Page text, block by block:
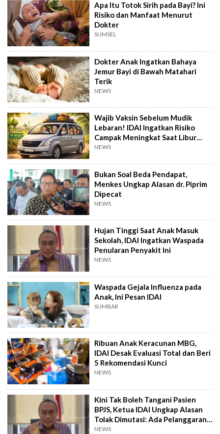
Apa Itu Totok Sirih pada Bayi? Ini
Risiko dan Manfaat Menurut
Dokter
SUMSEL
Dokter Anak Ingatkan Bahaya
Jemur Bayi di Bawah Matahari
Terik
NEWS
Wajib Vaksin Sebelum Mudik
Lebaran! IDAI Ingatkan Risiko
Campak Meningkat Saat Libur
Panjang
NEWS
Bukan Soal Beda Pendapat,
Menkes Ungkap Alasan dr. Piprim
Dipecat
NEWS
Hujan Tinggi Saat Anak Masuk
Sekolah, IDAI Ingatkan Waspada
Penularan Penyakit Ini
NEWS
Waspada Gejala Influenza pada
Anak, Ini Pesan IDAI
SUMBAR
Ribuan Anak Keracunan MBG,
IDAI Desak Evaluasi Total dan Beri
5 Rekomendasi Kunci
NEWS
Kini Tak Boleh Tangani Pasien
BPJS, Ketua IDAI Ungkap Alasan
Tolak Dimutasi: Ada Pelanggaran
Serius
NEWS